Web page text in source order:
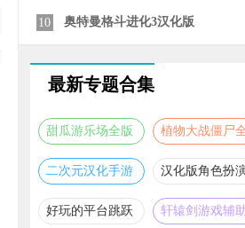
奥特曼格斗进化3汉化版
最新专题合集
甜瓜游乐场全版
本合集
植物大战僵尸
版本合集
二次元汉化手游
推荐
汉化版角色扮
游戏大全
好玩的平台跳跃
轩辕剑游戏辅